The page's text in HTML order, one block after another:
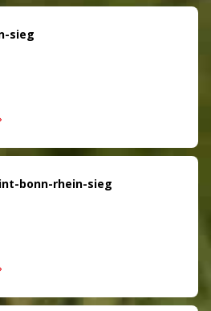
sieg
bonn-rhein-sieg